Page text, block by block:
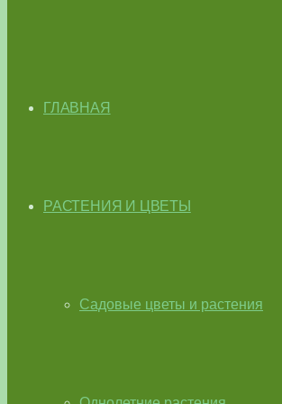
ГЛАВНАЯ
РАСТЕНИЯ И ЦВЕТЫ
Садовые цветы и растения